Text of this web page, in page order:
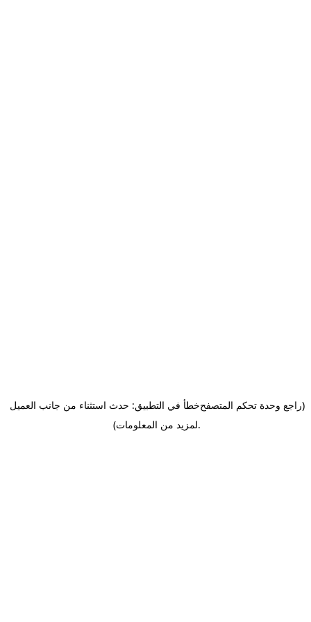
خطأ في التطبيق: حدث استثناء من جانب العميل(راجع وحدة تحكم المتصفح
لمزيد من المعلومات).